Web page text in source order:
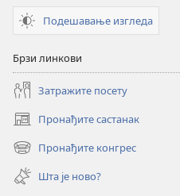
Подешавање изгледа
Брзи линкови
Затражите посету
Пронађите састанак
(отвара
нови
прозор)
Пронађите конгрес
(отвара
нови
прозор)
Шта је ново?